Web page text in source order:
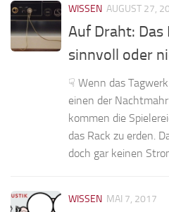
WISSEN AUGUST 27,
Auf Draht: Das
sinnvoll oder
☟ Wenn das
einen der
kommen die
das Rack zu erden.
doch gar keinen
WISSEN MAI 7, 2017